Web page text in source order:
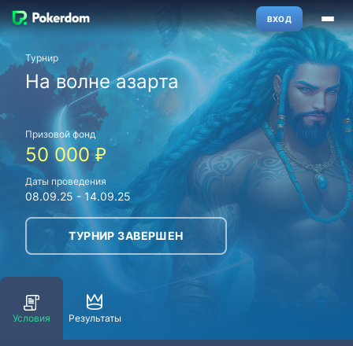
ВХОД
Турнир
На волне азарта
Призовой фонд
50 000 ₽
Даты проведения
08.09.25 - 14.09.25
ТУРНИР ЗАВЕРШЕН
Условия Результаты